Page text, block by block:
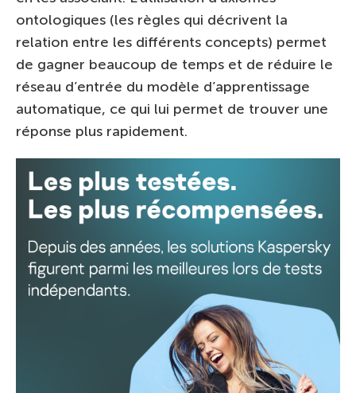
ontologiques (les règles qui décrivent la
relation entre les différents concepts) permet
de gagner beaucoup de temps et de réduire le
réseau d’entrée du modèle d’apprentissage
automatique, ce qui lui permet de trouver une
réponse plus rapidement.